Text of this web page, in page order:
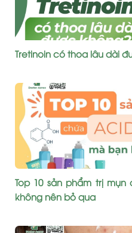
Tretinoin có thoa lâu dài
Top 10 sản phẩm trị
không nên bỏ qua